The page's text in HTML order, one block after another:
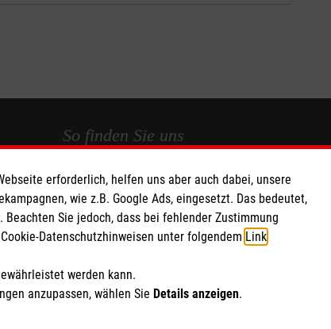
So finden Sie uns
Streitfeldstraße 1
81673 München
Telefon: 089 43608 500
malteser.muenchen@malteser.org
erforderlich, helfen uns aber auch dabei, unsere
wie z.B. Google Ads, eingesetzt. Das bedeutet,
Sie jedoch, dass bei fehlender Zustimmung
Datenschutzhinweisen unter folgendem Link
werden kann.
anzupassen, wählen Sie Details anzeigen.